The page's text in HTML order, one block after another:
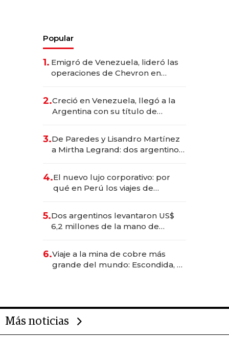
Popular
1. Emigró de Venezuela, lideró las
operaciones de Chevron en
2.Creció en Venezuela, llegó a la
Argentina con su título de
las marcas "fast premium"
3.De Paredes y Lisandro Martínez
a Mirtha Legrand: dos argentinos
4.El nuevo lujo corporativo: por
qué en Perú los viajes de
para convertirse en experiencias
transformadoras
5.Dos argentinos levantaron US$
6,2 millones de la mano de
6.Viaje a la mina de cobre más
grande del mundo: Escondida, el
Más noticias